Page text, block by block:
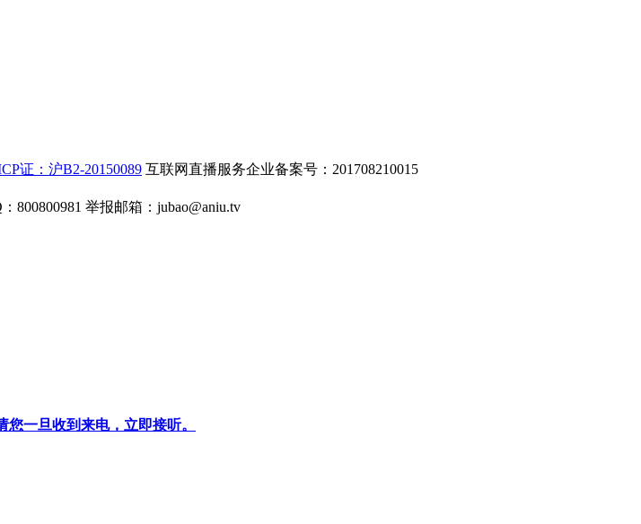
证：沪B2-20150089 互联网直播服务企业备案号：201708210015
800800981 举报邮箱： jubao@aniu.tv
一旦收到来电，立即接听。